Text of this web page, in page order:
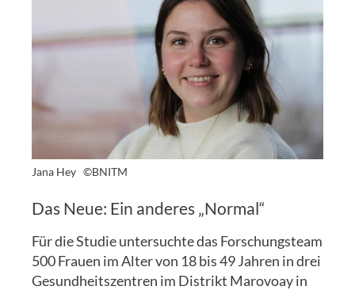
Jana Hey ©BNITM
Das Neue: Ein anderes „Normal“
Für die Studie untersuchte das Forschungsteam
500 Frauen im Alter von 18 bis 49 Jahren in drei
Gesundheitszentren im Distrikt Marovoay in